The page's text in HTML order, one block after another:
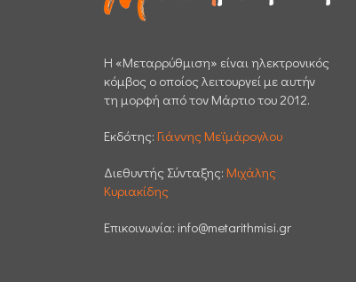
H «Μεταρρύθμιση» είναι ηλεκτρονικός
κόμβος ο οποίος λειτουργεί με αυτήν
τη μορφή από τον Μάρτιο του 2012.
Εκδότης: Γιάννης Μεϊμάρογλου
Διεθυντής Σύνταξης: Μιχάλης
Κυριακίδης
Επικοινωνία: info@metarithmisi.gr